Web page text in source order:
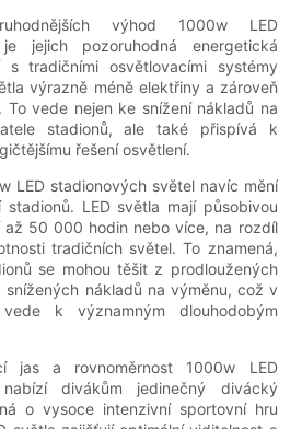
výhod 1000w LED
jejich pozoruhodná energetická
s tradičními osvětlovacími systémy
výrazně méně elektřiny a zároveň
To vede nejen ke snížení nákladů na
stadionů, ale také přispívá k
řešení osvětlení.
LED stadionových světel navíc mění
LED světla mají působivou
50 000 hodin nebo více, na rozdíl
tradičních světel. To znamená,
se mohou těšit z prodloužených
nákladů na výměnu, což v
k významným dlouhodobým
jas a rovnoměrnost 1000w LED
divákům jedinečný divácký
o vysoce intenzivní sportovní hru